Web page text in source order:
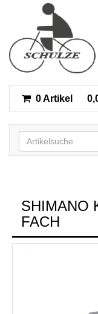
0 Artikel
SHIMANO
FACH